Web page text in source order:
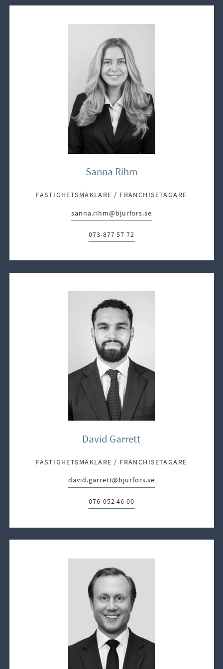
Sanna Rihm
FASTIGHETSMÄKLARE / FRANCHISETAGARE
E-post:
sanna.rihm@bjurfors.se
Telefon:
073-877 57 72
David Garrett
FASTIGHETSMÄKLARE / FRANCHISETAGARE
E-post:
david.garrett@bjurfors.se
Telefon:
076-052 46 00